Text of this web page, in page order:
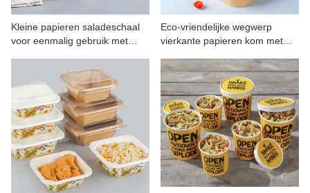
CONTACT MET ONS
Kleine papieren saladeschaal
voor eenmalig gebruik met
Eco-vriendelijke wegwerp
vierkante papieren kom met